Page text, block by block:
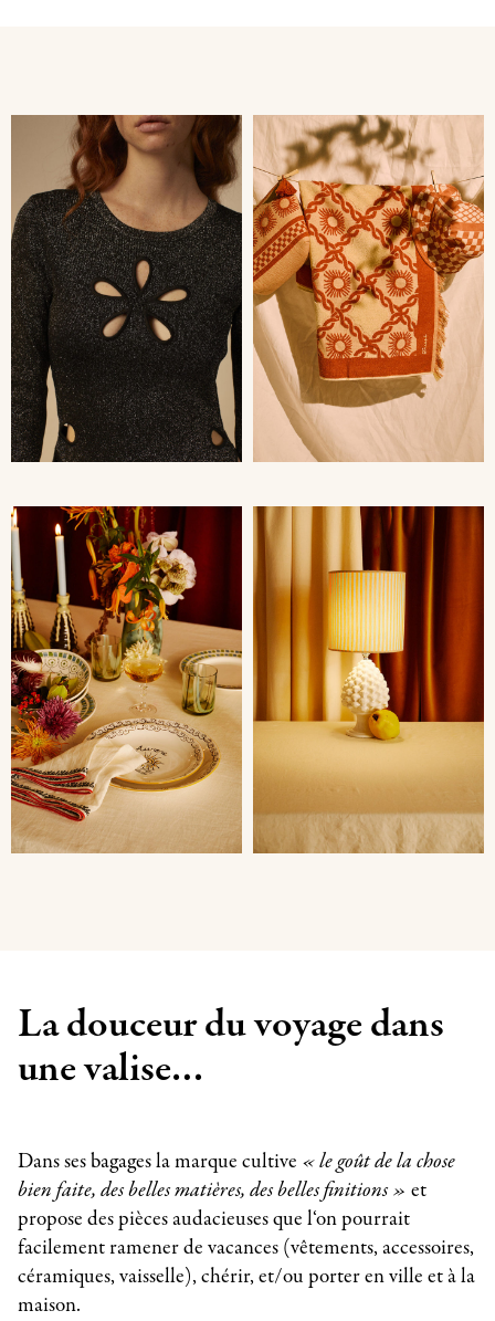
La douceur du voyage dans
une valise…
Dans ses bagages la marque cultive « le goût de la chose
bien faite, des belles matières, des belles finitions » et
propose des pièces audacieuses que l‘on pourrait
facilement ramener de vacances (vêtements, accessoires,
céramiques, vaisselle), chérir, et/ou porter en ville et à la
maison.